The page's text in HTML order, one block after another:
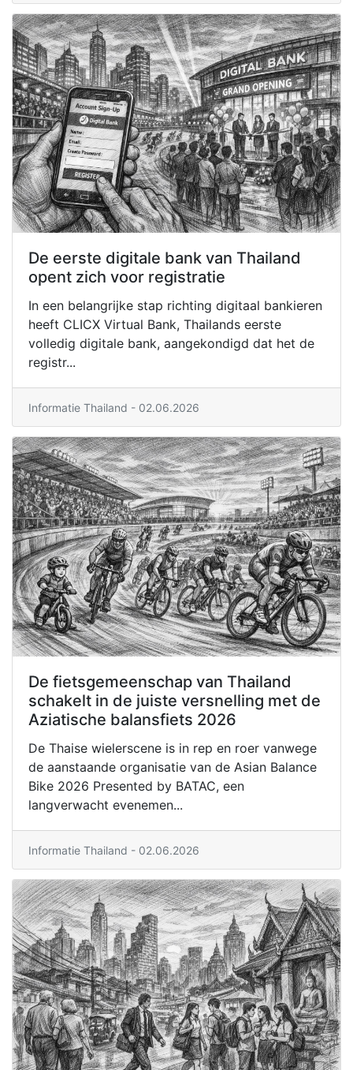
De eerste digitale bank van Thailand
opent zich voor registratie
In een belangrijke stap richting digitaal bankieren
heeft CLICX Virtual Bank, Thailands eerste
volledig digitale bank, aangekondigd dat het de
registr...
Informatie Thailand - 02.06.2026
De fietsgemeenschap van Thailand
schakelt in de juiste versnelling met de
Aziatische balansfiets 2026
De Thaise wielerscene is in rep en roer vanwege
de aanstaande organisatie van de Asian Balance
Bike 2026 Presented by BATAC, een
langverwacht evenemen...
Informatie Thailand - 02.06.2026